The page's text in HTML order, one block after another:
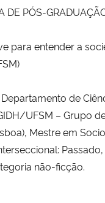
PÓS-
para entender a
de
UFSM – Grupo
Mestre em
não-ficção.